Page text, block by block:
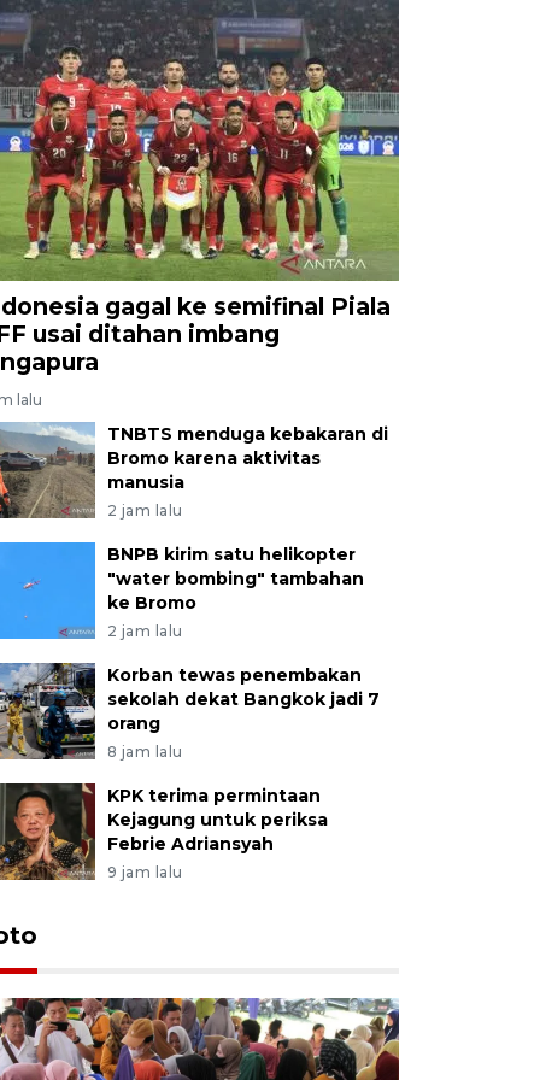
gagal ke semifinal Piala
usai ditahan imbang
lalu
TNBTS menduga kebakaran di
Bromo karena aktivitas
manusia
2 jam lalu
BNPB kirim satu helikopter
"water bombing" tambahan
ke Bromo
2 jam lalu
Korban tewas penembakan
sekolah dekat Bangkok jadi 7
orang
8 jam lalu
KPK terima permintaan
Kejagung untuk periksa
Febrie Adriansyah
9 jam lalu